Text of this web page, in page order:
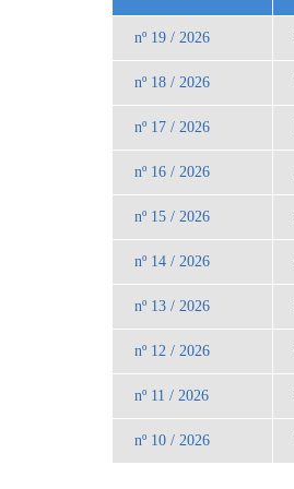
nº 19 / 2026
nº 18 / 2026
nº 17 / 2026
nº 16 / 2026
nº 15 / 2026
nº 14 / 2026
nº 13 / 2026
nº 12 / 2026
nº 11 / 2026
nº 10 / 2026